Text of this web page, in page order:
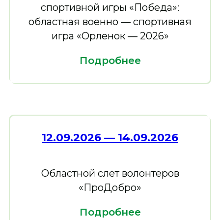
спортивной игры «Победа»:
областная военно — спортивная
игра «Орленок — 2026»
Подробнее
12.09.2026 — 14.09.20 26
Областной слет волонтеров
«ПроДобро»
Подробнее